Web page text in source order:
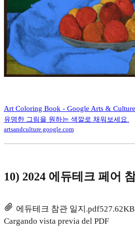
Art Coloring Book - Google Arts & Culture
유명한 그림을 원하는 색깔로 채워보세요.
artsandculture.google.com
10) 2024 에듀테크 페어
에듀테크 참관 일지.pdf527.62KB
Cargando vista previa del PDF